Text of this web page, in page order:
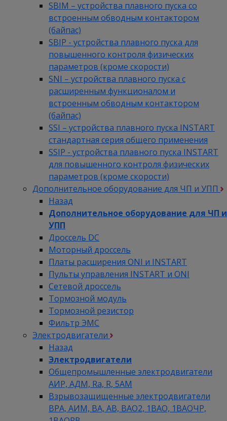
SBIM – устройства плавного пуска со
встроенным обводным контактором
(байпас)
SBIP - устройства плавного пуска для
повышенного контроля физических
параметров (кроме скорости)
SNI – устройства плавного пуска с
расширенным функционалом и
встроенным обводным контактором
(байпас)
SSI – устройства плавного пуска INSTART
стандартная серия общего применения
SSIP - устройства плавного пуска INSTART
для повышенного контроля физических
параметров (кроме скорости)
Дополнительное оборудование для ЧП и УПП
Назад
Дополнительное оборудование для ЧП и
УПП
Дроссель DC
Моторный дроссель
Платы расширения ONI и INSTART
Пульты управления INSTART и ONI
Сетевой дроссель
Тормозной модуль
Тормозной резистор
Фильтр ЭМС
Электродвигатели
Назад
Электродвигатели
Общепромышленные электродвигатели
АИР, АДМ, Ra, R, 5AM
Взрывозащищенные электродвигатели
ВРА, АИМ, ВА, АВ, ВАO2, 1ВАО, 1ВАОЧР,